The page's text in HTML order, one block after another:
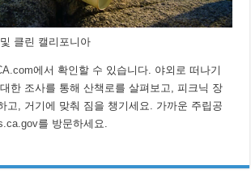
클린 캘리포니아
에서 확인할 수 있습니다. 야외로 떠나기
한 조사를 통해 산책로를 살펴보고, 피크닉 장
고, 거기에 맞춰 짐을 챙기세요. 가까운 주립공
를 방문하세요.